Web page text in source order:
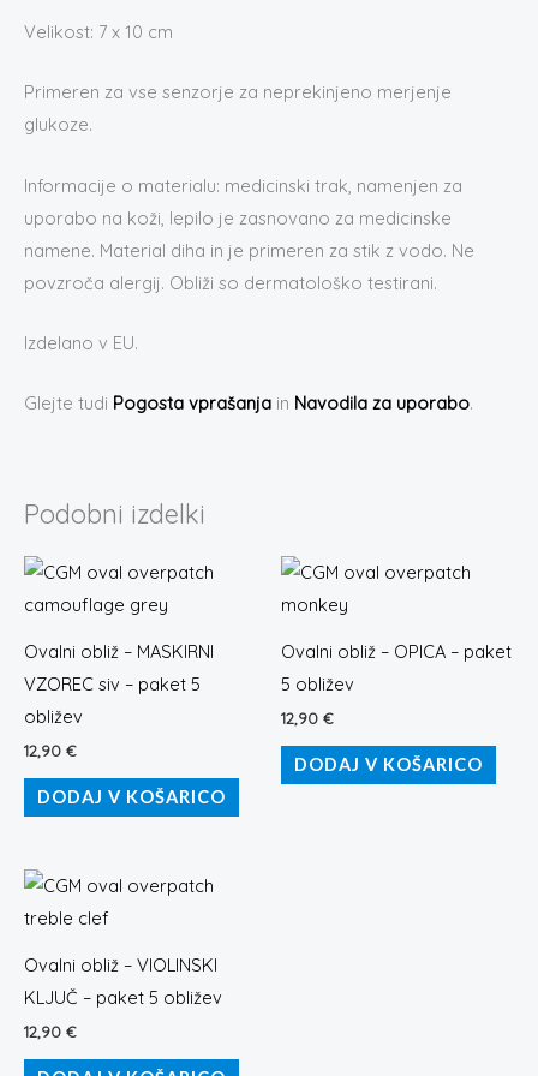
Velikost: 7 x 10 cm
Primeren za vse senzorje za neprekinjeno merjenje
glukoze.
Informacije o materialu: medicinski trak, namenjen za
uporabo na koži, lepilo je zasnovano za medicinske
namene. Material diha in je primeren za stik z vodo. Ne
povzroča alergij. Obliži so dermatološko testirani.
Izdelano v EU.
Glejte tudi Pogosta vprašanja in Navodila za uporabo.
Podobni izdelki
Ovalni obliž – MASKIRNI
VZOREC siv – paket 5
obližev
12,90 €
DODAJ V KOŠARICO
Ovalni obliž – OPICA – paket
5 obližev
12,90 €
DODAJ V KOŠARICO
Ovalni obliž – VIOLINSKI
KLJUČ – paket 5 obližev
12,90 €